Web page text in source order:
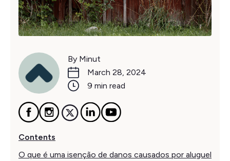
By Minut
March 28, 2024
9 min read
Contents
O que é uma isenção de danos causados por aluguel